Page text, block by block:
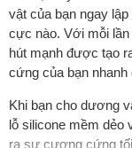
vật của bạn ngay
cực nào. Với mỗi
hút mạnh được tạo
cứng của bạn
Khi bạn cho dương
lỗ silicone mềm dẻo
ra sự cương cứng